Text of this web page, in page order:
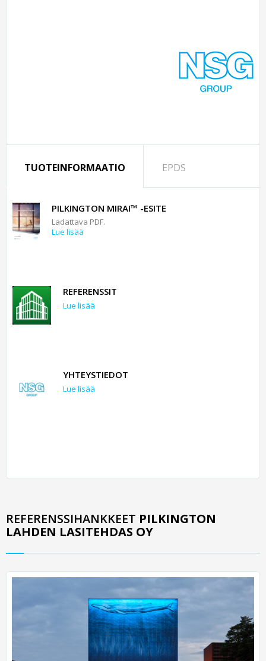
TUOTEINFORMAATIO EPDS
PILKINGTON MIRAI™ -ESITE
Ladattava PDF.
Lue lisää
REFERENSSIT
Lue lisää
YHTEYSTIEDOT
Lue lisää
REFERENSSIHANKKEET PILKINGTON
LAHDEN LASITEHDAS OY